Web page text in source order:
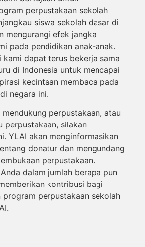
perpustakaan sekolah
siswa sekolah dasar di
mengurangi efek jangka
pada pendidikan anak-anak.
kami dapat terus bekerja sama
di Indonesia untuk mencapai
kecintaan membaca pada
negara ini.
perpustakaan, atau
perpustakaan, silakan
YLAI akan menginformasikan
donatur dan mengundang
perpustakaan.
dalam jumlah berapa pun
kontribusi bagi
program perpustakaan sekolah